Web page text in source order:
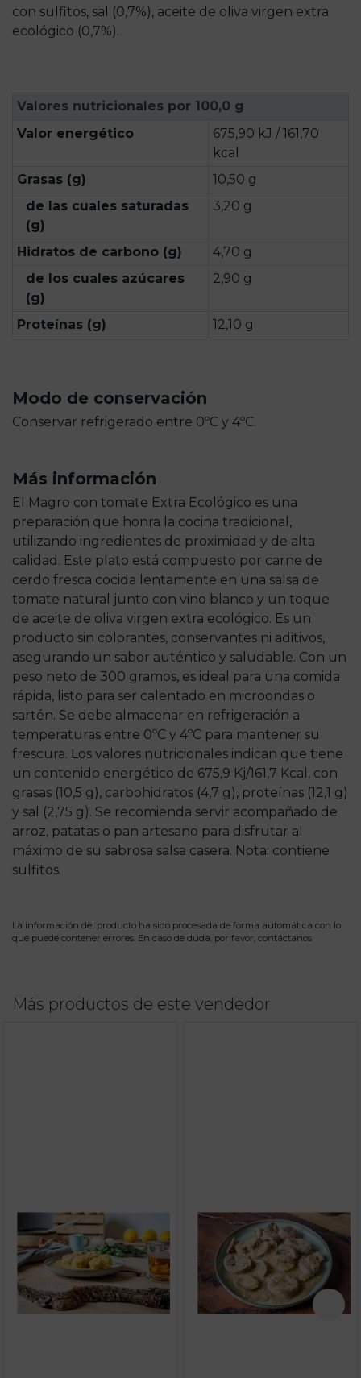
con sulfitos, sal (0,7%), aceite de oliva virgen extra
ecológico (0,7%).
Valores nutricionales por 100,0 g
Valor energético
675,90 kJ / 161,70
kcal
Grasas (g)
10,50 g
de las cuales saturadas
(g)
3,20 g
Hidratos de carbono (g)
4,70 g
de los cuales azúcares
(g)
2,90 g
Proteínas (g) 12,10 g
Modo de conservación
Conservar refrigerado entre 0ºC y 4ºC.
Más información
El Magro con tomate Extra Ecológico es una
preparación que honra la cocina tradicional,
utilizando ingredientes de proximidad y de alta
calidad. Este plato está compuesto por carne de
cerdo fresca cocida lentamente en una salsa de
tomate natural junto con vino blanco y un toque
de aceite de oliva virgen extra ecológico. Es un
producto sin colorantes, conservantes ni aditivos,
asegurando un sabor auténtico y saludable. Con un
peso neto de 300 gramos, es ideal para una comida
rápida, listo para ser calentado en microondas o
sartén. Se debe almacenar en refrigeración a
temperaturas entre 0ºC y 4ºC para mantener su
frescura. Los valores nutricionales indican que tiene
un contenido energético de 675,9 Kj/161,7 Kcal, con
grasas (10,5 g), carbohidratos (4,7 g), proteínas (12,1 g)
y sal (2,75 g). Se recomienda servir acompañado de
arroz, patatas o pan artesano para disfrutar al
máximo de su sabrosa salsa casera. Nota: contiene
sulfitos.
La información del producto ha sido procesada de forma automática con lo
que puede contener errores. En caso de duda, por favor, contáctanos
Más productos de este vendedor